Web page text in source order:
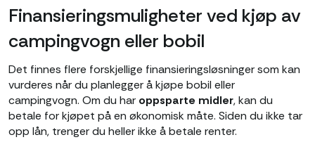
Finansieringsmuligheter ved kjøp av
campingvogn eller bobil
Det finnes flere forskjellige finansieringsløsninger som kan
vurderes når du planlegger å kjøpe bobil eller
campingvogn. Om du har oppsparte midler, kan du
betale for kjøpet på en økonomisk måte. Siden du ikke tar
opp lån, trenger du heller ikke å betale renter.